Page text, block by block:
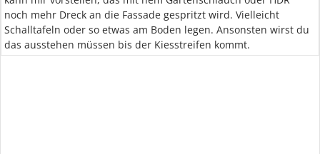
noch mehr Dreck an die Fassade gespritzt wird. Vielleicht
Schalltafeln oder so etwas am Boden legen. Ansonsten wirst du
das ausstehen müssen bis der Kiesstreifen kommt.